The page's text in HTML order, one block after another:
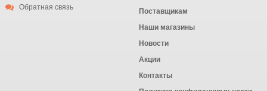
Обратная связь
Поставщикам
Наши магазины
Новости
Акции
Контакты